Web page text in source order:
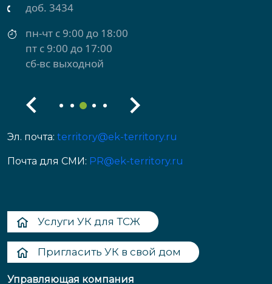
доб. 3434
пн-чт с 9:00 до 18:00
пт с 9:00 до 17:00
сб-вс выходной
Эл. почта: territory@ek-territory.ru
Почта для СМИ: PR@ek-territory.ru
Услуги УК для ТСЖ
Пригласить УК в свой дом
Управляющая компания